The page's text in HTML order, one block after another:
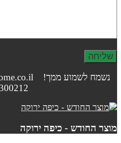
3300212
החודש - כיפה ירוקה